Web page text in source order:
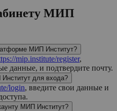
МИП
МИП Институт?
mip.institute/register,
данные, и подтвердите почту.
для входа?
login, введите свои данные и
МИП Институт?